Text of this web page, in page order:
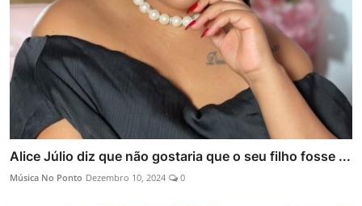
Alice Júlio diz que não gostaria que o seu filho fosse ...
Música No Ponto Dezembro 10, 2024 0